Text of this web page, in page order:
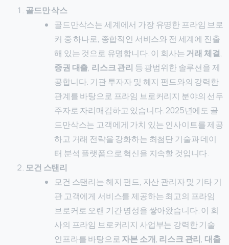
골드만 삭스
골드만삭스는 세계에서 가장 유명한 프라임 브로
커 중 하나로, 종합적인 서비스와 전 세계에 진출
해 있는 것으로 유명합니다. 이 회사는거래 체결,
증권 대출, 리스크 관리 등 광범위한 솔루션을 제
공합니다. 기관 투자자 및 헤지 펀드와의 강력한
관계를 바탕으로 프라임 브로커리지 분야의 선두
주자로 자리매김하고 있습니다. 2025년에도 골
드만삭스는 고객에게 가치 있는 인사이트를 제공
하고 거래 전략을 강화하는 최첨단 기술과 데이
터 분석 플랫폼으로 혁신을 지속할 것입니다.
모건 스탠리
모건 스탠리는 헤지 펀드, 자산 관리자 및 기타 기
관 고객에게 서비스를 제공하는 최고의 프라임
브로커로 오랜 기간 명성을 쌓아왔습니다. 이 회
사의 프라임 브로커리지 사업부는 강력한 기술
인프라를 바탕으로자본 소개, 리스크 관리, 대출